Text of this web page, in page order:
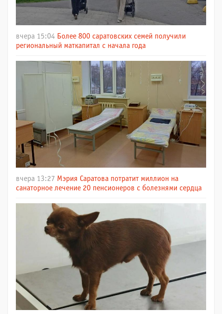
вчера 15:04 Более 800 саратовских семей получили
региональный маткапитал с начала года
вчера 13:27 Мэрия Саратова потратит миллион на
санаторное лечение 20 пенсионеров с болезнями сердца